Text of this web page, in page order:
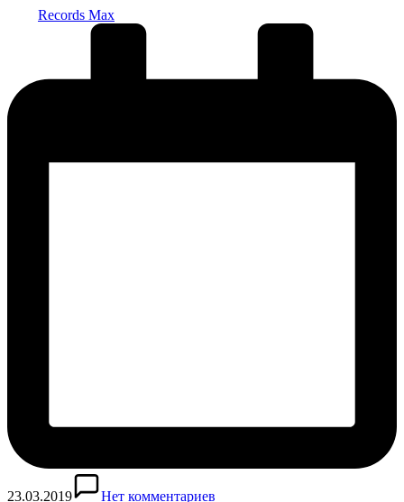
Records Max
23.03.2019 Нет комментариев